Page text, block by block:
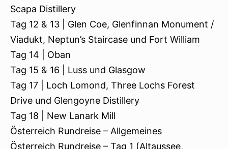
Scapa Distillery
Tag 12 & 13 | Glen Coe, Glenfinnan Monument /
Viadukt, Neptun’s Staircase und Fort William
Tag 14 | Oban
Tag 15 & 16 | Luss und Glasgow
Tag 17 | Loch Lomond, Three Lochs Forest
Drive und Glengoyne Distillery
Tag 18 | New Lanark Mill
Österreich Rundreise – Allgemeines
Österreich Rundreise – Tag 1 (Altaussee,